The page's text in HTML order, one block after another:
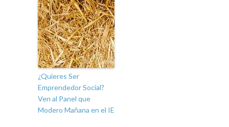
¿Quieres Ser
Emprendedor Social?
Ven al Panel que
Modero Mañana en el IE